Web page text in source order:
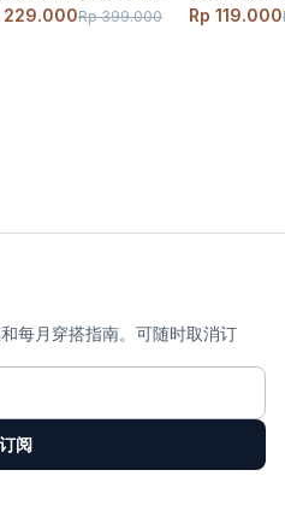
229.000Rp 399.000
Rp 119.000
每月穿搭指南。可随时取消订
订阅